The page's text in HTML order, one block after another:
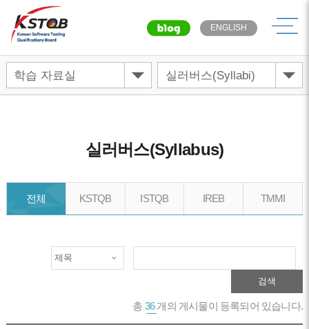
ENGLISH메뉴
실러버스(Syllabus)
전체 KSTQB ISTQB IREB TMMI
검색
총 36개의 게시물이 등록되어 있습니다.